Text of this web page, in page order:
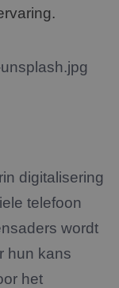
digitalisering
telefoon
wordt
hun kans
het